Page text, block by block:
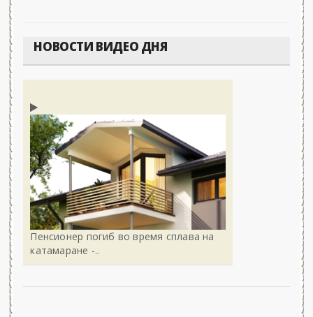
НОВОСТИ ВИДЕО ДНЯ
Пенсионер погиб во время сплава на
катамаране -..